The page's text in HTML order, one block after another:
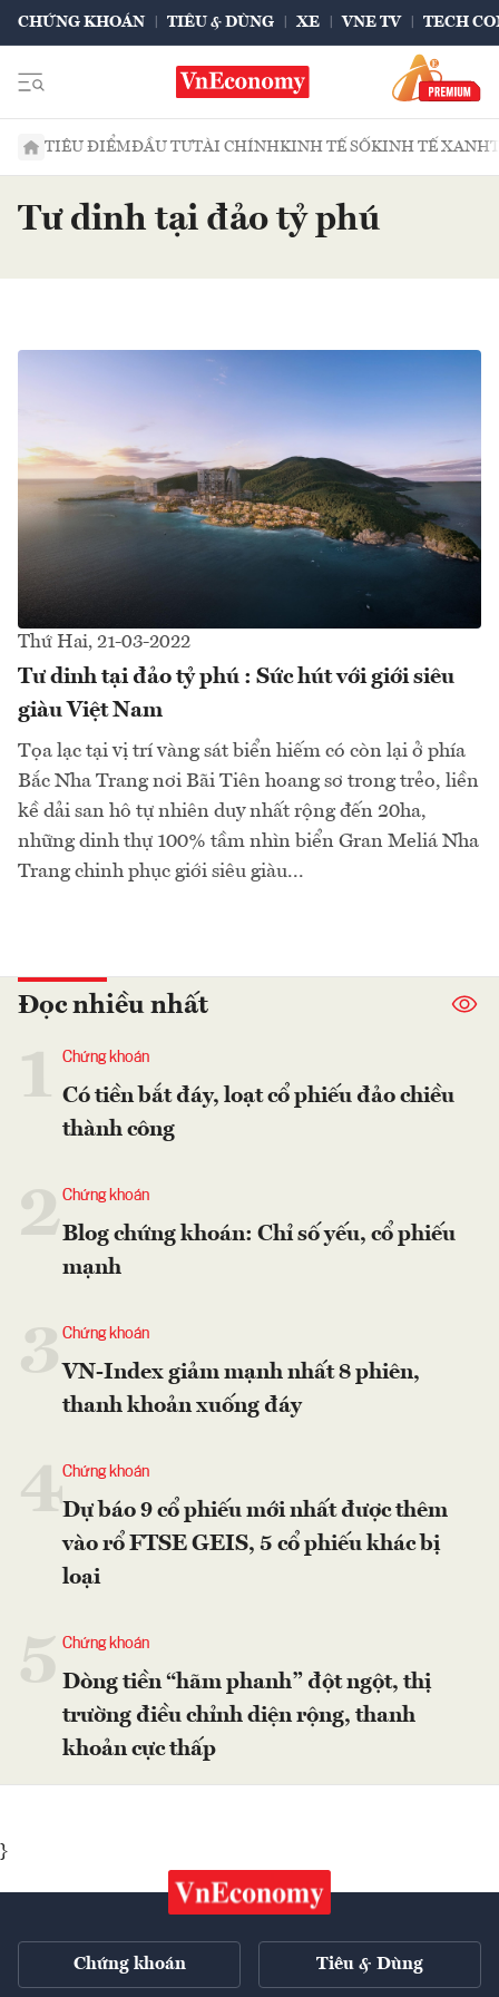
CHỨNG KHOÁN TIÊU & DÙNG XE VNE TV TECH
TIÊU ĐIỂMĐẦU TƯTÀI CHÍNHKINH TẾ SỐKINH TẾ XANH
Tư dinh tại đảo tỷ phú
Thứ Hai, 21-03-2022
Tư dinh tại đảo tỷ phú : Sức hút với giới siêu
giàu Việt Nam
Tọa lạc tại vị trí vàng sát biển hiếm có còn lại ở phía
Bắc Nha Trang nơi Bãi Tiên hoang sơ trong trẻo, liền
kề dải san hô tự nhiên duy nhất rộng đến 20ha,
những dinh thự 100% tầm nhìn biển Gran Meliá Nha
Trang chinh phục giới siêu giàu...
Đọc nhiều nhất
Chứng khoán
Có tiền bắt đáy, loạt cổ phiếu đảo chiều
thành công
2Chứng khoán
Blog chứng khoán: Chỉ số yếu, cổ phiếu
mạnh
Chứng khoán
VN-Index giảm mạnh nhất 8 phiên,
thanh khoản xuống đáy
4Chứng khoán
Dự báo 9 cổ phiếu mới nhất được thêm
vào rổ FTSE GEIS, 5 cổ phiếu khác bị
loại
Chứng khoán
Dòng tiền “hãm phanh” đột ngột, thị
trường điều chỉnh diện rộng, thanh
khoản cực thấp
}
Chứng khoán Tiêu & Dùng